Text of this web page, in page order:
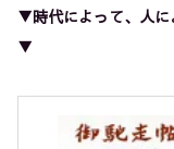
▼時代によって、人に
▼